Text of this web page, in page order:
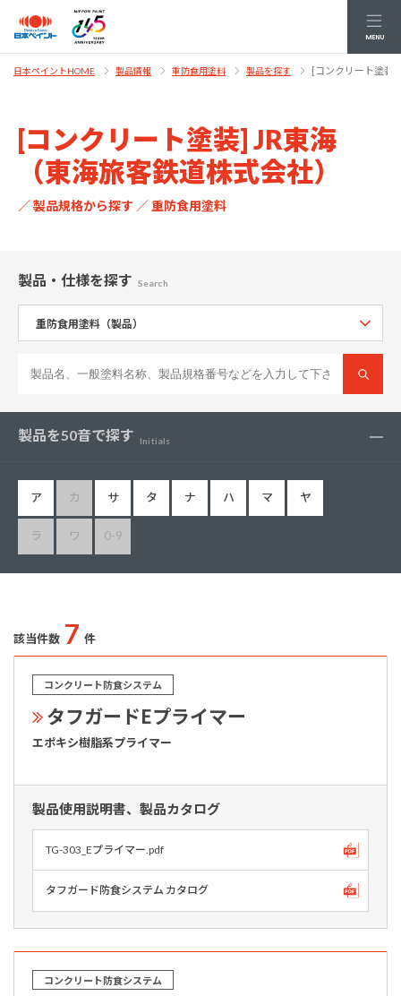
MENU
日本ペイントHOME 製品情報 重防食用塗料 製品を探す [コンクリート塗装]
[コンクリート塗装] JR東海
（東海旅客鉄道株式会社）
／ 製品規格から探す ／ 重防食用塗料
製品・仕様を探す Search
製品を50音で探す Initials
ア カ サ タ ナ ハ マ ヤ
ラ ワ 0-9
該当件数 7 件
コンクリート防食システム
タフガードEプライマー
エポキシ樹脂系プライマー
製品使用説明書、製品カタログ
TG-303_Eプライマー.pdf
タフガード防食システム カタログ
コンクリート防食システム